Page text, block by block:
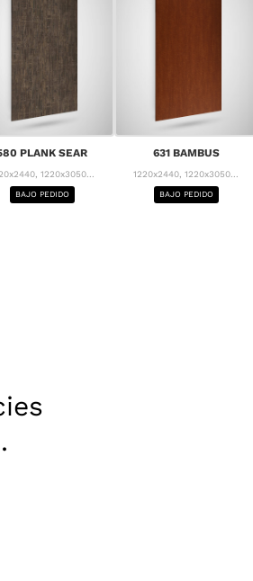
PLANK SEAR
1220x3050...
BAJO PEDIDO
631 BAMBUS
1220x2440, 1220x3050...
BAJO PEDIDO